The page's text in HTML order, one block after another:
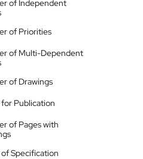
of Independent
of Priorities
of Multi-Dependent
of Drawings
for Publication
of Pages with
of Specification